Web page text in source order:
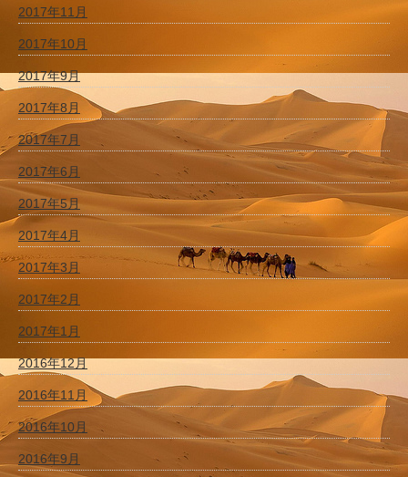
2017年11月
2017年10月
2017年9月
2017年8月
2017年7月
2017年6月
2017年5月
2017年4月
2017年3月
2017年2月
2017年1月
2016年12月
2016年11月
2016年10月
2016年9月